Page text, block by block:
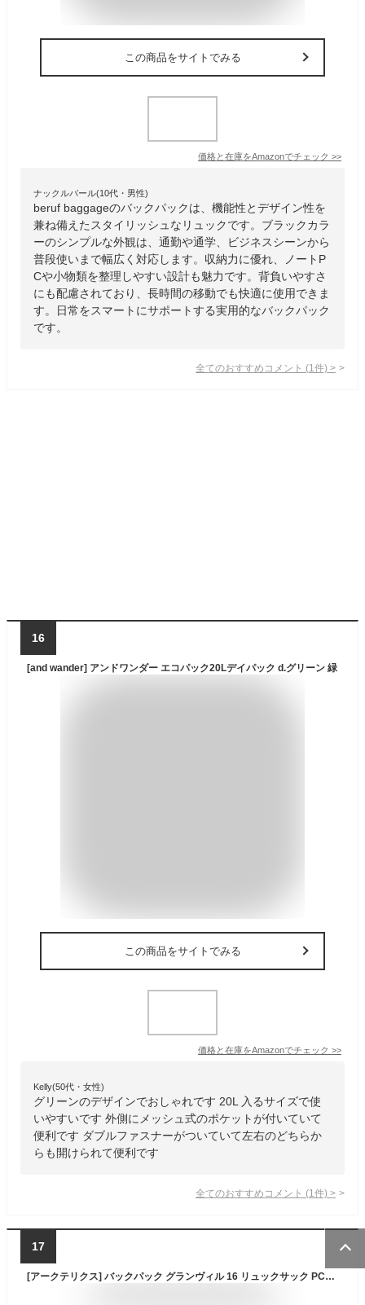
この商品をサイトでみる
価格と在庫をAmazonでチェック >>
ナックルバール(10代・男性)
beruf baggageのバックパックは、機能性とデザイン性を
兼ね備えたスタイリッシュなリュックです。ブラックカラ
ーのシンプルな外観は、通勤や通学、ビジネスシーンから
普段使いまで幅広く対応します。収納力に優れ、ノートP
Cや小物類を整理しやすい設計も魅力です。背負いやすさ
にも配慮されており、長時間の移動でも快適に使用できま
す。日常をスマートにサポートする実用的なバックパック
です。
全てのおすすめコメント (1 件) >
16
[and wander] アンドワンダー エコパック20Lデイパック d.グリーン 緑
この商品をサイトでみる
価格と在庫をAmazonでチェック >>
Kelly(50代・女性)
グリーンのデザインでおしゃれです 20L 入るサイズで使
いやすいです 外側にメッシュ式のポケットが付いていて
便利です ダブルファスナーがついていて左右のどちらか
らも開けられて便利です
全てのおすすめコメント (1 件) >
17
[アークテリクス] バックパック グランヴィル 16 リュックサック PCスリーブ デイパック ロゴ 軽量 通勤 アウトドア トレイル X000009624 Black ONE_SIZE [並行輸入品]